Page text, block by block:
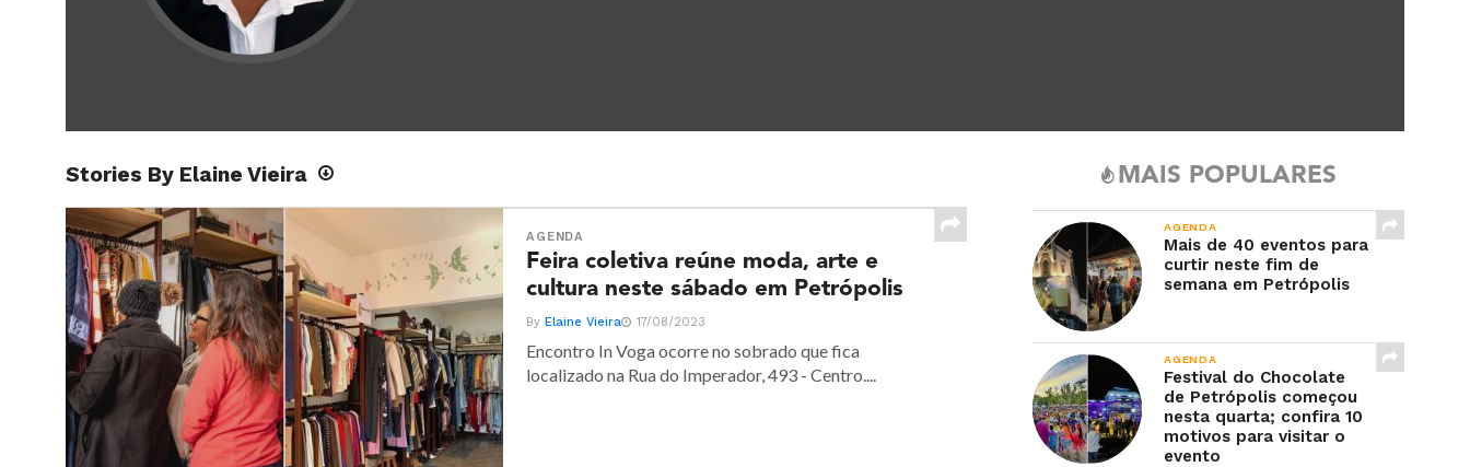
Stories By Elaine Vieira
AGENDA
Feira coletiva reúne moda, arte e
cultura neste sábado em Petrópolis
ByElaine Vieira 17/08/2023
Encontro In Voga ocorre no sobrado que fica
localizado na Rua do Imperador, 493 - Centro....
MAIS POPULARES
AGENDA
Mais de 40 eventos para
curtir neste fim de
semana em Petrópolis
AGENDA
Festival do Chocolate
de Petrópolis começou
nesta quarta; confira 10
motivos para visitar o
evento